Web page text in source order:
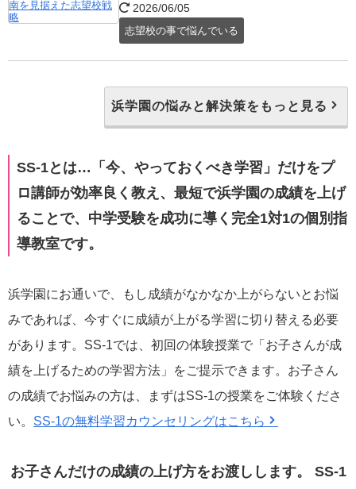
2026/06/05
志望校の事で悩んでいる
浜学園の悩みと解決策をもっと見る
SS-1とは…「今、やっておくべき学習」だけをプ
ロ講師が効率良く教え、最短で浜学園の成績を上げ
ることで、中学受験を成功に導く完全1対1の個別指
導教室です。
浜学園にお通いで、もし成績がなかなか上がらないとお悩
みであれば、今すぐに成績が上がる学習に切り替える必要
があります。SS-1では、初回の体験授業で「お子さんが成
績を上げるための学習方法」をご提示できます。お子さん
の成績でお悩みの方は、まずはSS-1の授業をご体験くださ
い。 SS-1の無料学習カウンセリングはこちら
お子さんだけの成績の上げ方をお渡しします。
SS-1